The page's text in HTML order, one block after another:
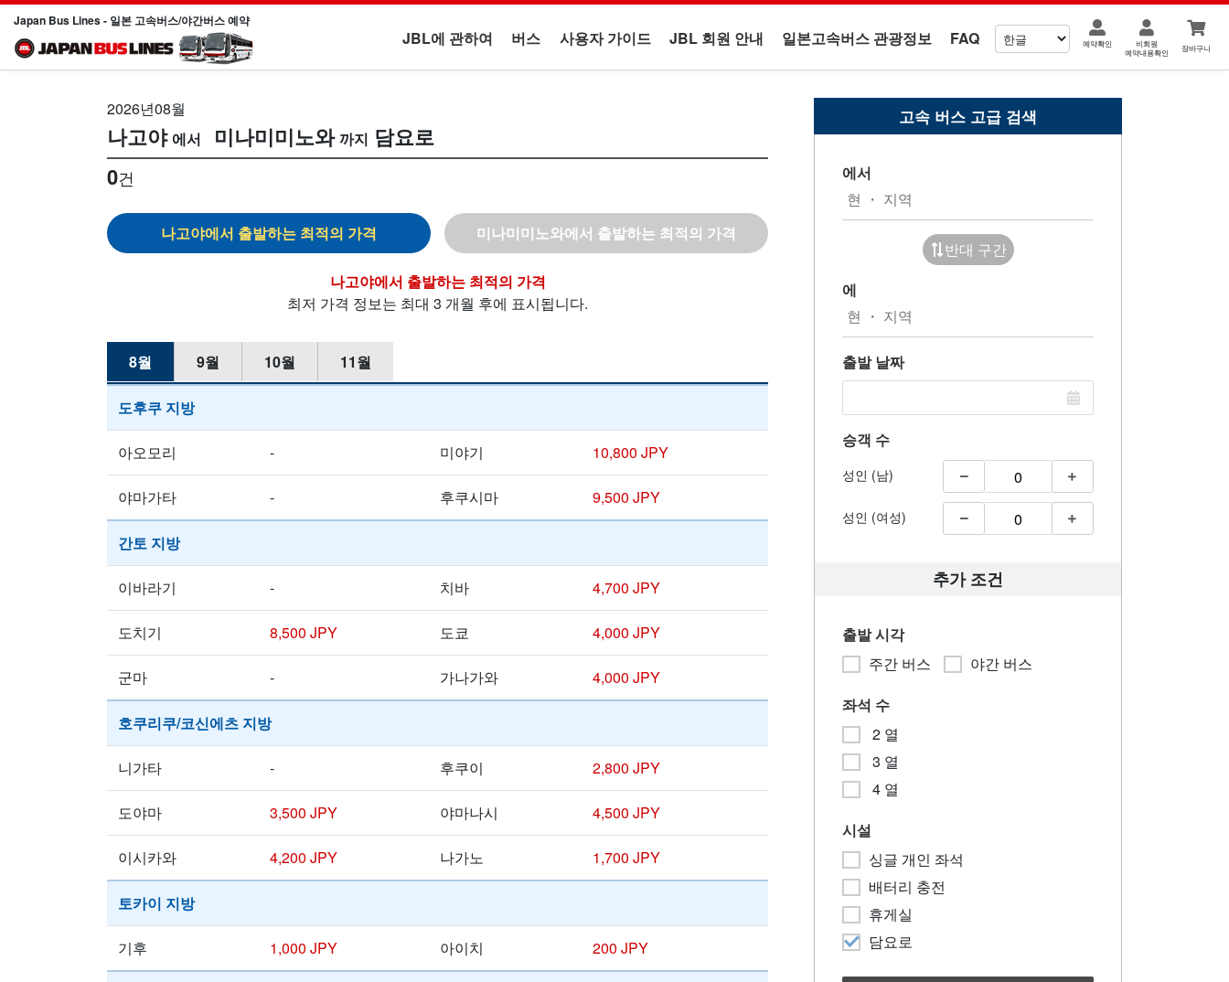
Japan Bus Lines - 일본 고속버스/야간버스 예약
JBL에 관하여 버스 사용자 가이드 JBL 회원 안내 일본고속버스 관광정보 FAQ 예약확인
비회원
예약내용확인
장바구니
2026년08월
나고야 미나미미노와
담요로
0건
나고야 미나미미노와
나고야
최저 가격 정보는 최대 3 개월 후에 표시됩니다.
8월 9월 10월 11월
도후쿠 지방
아오모리 - 미야기 10,800 JPY
야마가타 - 후쿠시마 9,500 JPY
간토 지방
이바라기 - 치바 4,700 JPY
도치기 8,500 JPY 도쿄 4,000 JPY
군마 - 가나가와 4,000 JPY
호쿠리쿠/코신에츠 지방
니가타 - 후쿠이 2,800 JPY
도야마 3,500 JPY 야마나시 4,500 JPY
이시카와 4,200 JPY 나가노 1,700 JPY
토카이 지방
기후 1,000 JPY 아이치 200 JPY
고속 버스 고급 검색
에서
반대 구간
에
출발 날짜
승객 수
성인 (남)
성인 (여성)
추가 조건
출발 시각
주간 버스
야간 버스
좌석 수
2 열
3 열
4 열
시설
싱글 개인 좌석
배터리 충전
휴게실
담요로